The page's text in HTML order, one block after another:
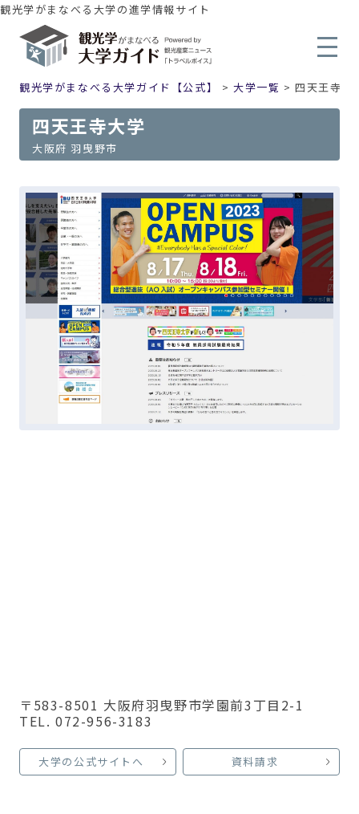
観光学がまなべる大学の進学情報サイト
観光学がまなべる大学ガイド【公式】 >大学一覧 >四天王寺大
四天王寺大学
大阪府 羽曳野市
〒583-8501 大阪府羽曳野市学園前3丁目2-1
TEL. 072-956-3183
大学の公式サイトへ 資料請求